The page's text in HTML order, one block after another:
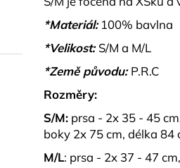
*Materiál: 100% bavlna
*Velikost: S/M a M/L
*Země původu:P.R.C
Rozměry:
S/M: prsa - 2x 35 - 45
boky 2x 75 cm, délka 84
M/L: prsa - 2x 37 - 47
SET TOPU A KALHOT S